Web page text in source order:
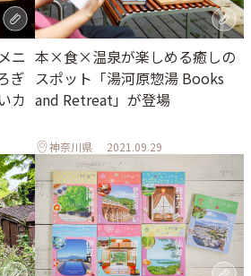
ニ
ぎ
カ
本×食×温泉が楽しめる癒しの
スポット「湯河原惣湯 Books
and Retreat」が登場
神奈川県 2021.09.29